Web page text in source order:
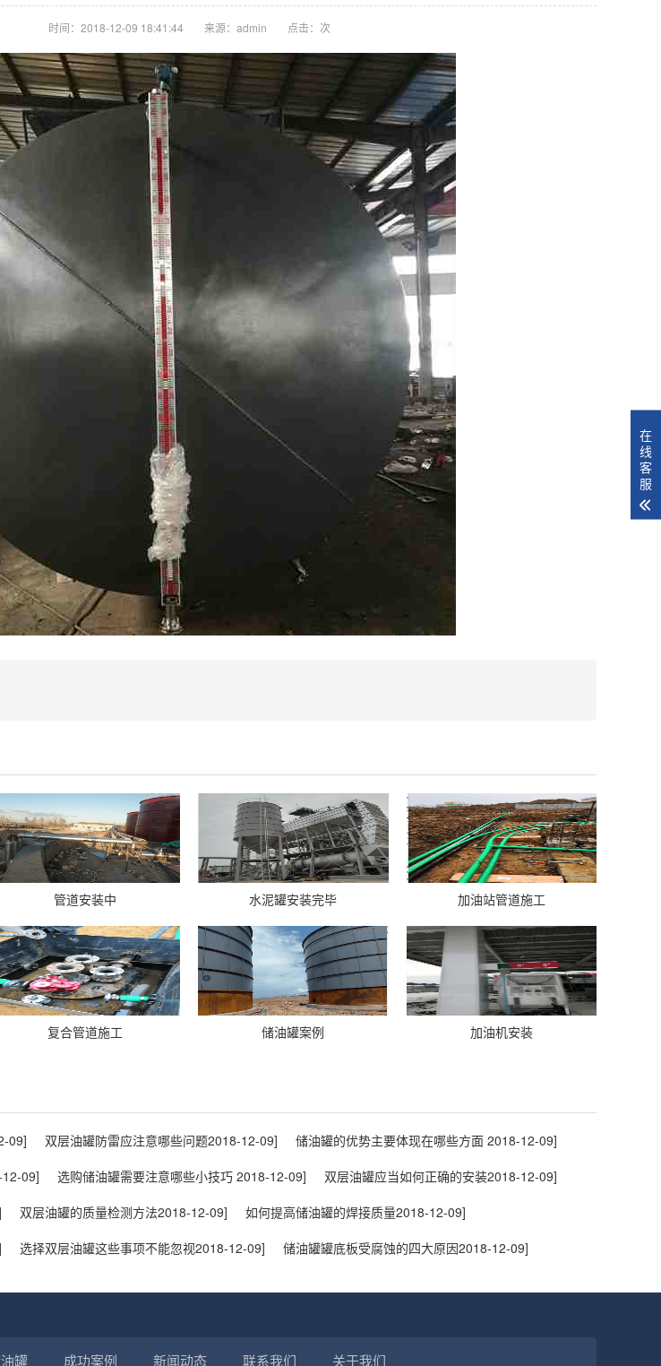
时间：2018-12-09 18:41:44 来源：admin 点击： 次
管道安装中 水泥罐安装完毕 加油站管道施工
复合管道施工 储油罐案例 加油机安装
09] 双层油罐防雷应注意哪些问题2018-12-09] 储油罐的优势主要体现在哪些方面 2018-12-09]
09] 选购储油罐需要注意哪些小技巧 2018-12-09] 双层油罐应当如何正确的安装2018-12-09]
双层油罐的质量检测方法2018-12-09] 如何提高储油罐的焊接质量2018-12-09]
选择双层油罐这些事项不能忽视2018-12-09] 储油罐罐底板受腐蚀的四大原因2018-12-09]
罐 成功案例 新闻动态 联系我们 关于我们
在
线
客
服